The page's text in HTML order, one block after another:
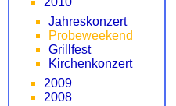
Jahreskonzert
Probeweekend
Grillfest
Kirchenkonzert
2009
2008